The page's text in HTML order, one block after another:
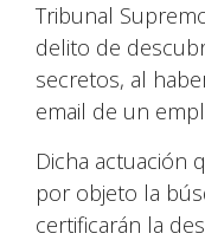
Tribunal
delito de
secretos, al
email de un
Dicha actuación
por objeto la
certificarán la